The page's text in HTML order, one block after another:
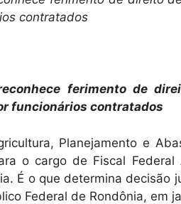
aicontratados
ferimento de
funcionários contratados
Planejamento e
o cargo de Fiscal
É o que determina
Federal de Rondônia, em